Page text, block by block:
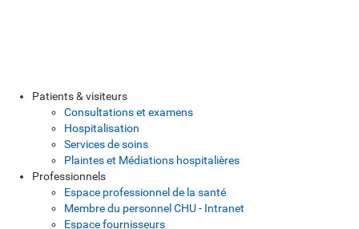
Patients & visiteurs
Consultations et examens
Hospitalisation
Services de soins
Plaintes et Médiations hospitalières
Professionnels
Espace professionnel de la santé
Membre du personnel CHU - Intranet
Espace fournisseurs